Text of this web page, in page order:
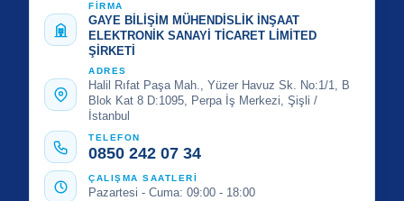
FİRMA
GAYE BİLİŞİM MÜHENDİSLİK İNŞAAT
ELEKTRONİK SANAYİ TİCARET LİMİTED
ŞİRKETİ
ADRES
Halil Rıfat Paşa Mah., Yüzer Havuz Sk. No:1/1, B
Blok Kat 8 D:1095, Perpa İş Merkezi, Şişli /
İstanbul
TELEFON
0850 242 07 34
ÇALIŞMA SAATLERİ
Pazartesi - Cuma: 09:00 - 18:00